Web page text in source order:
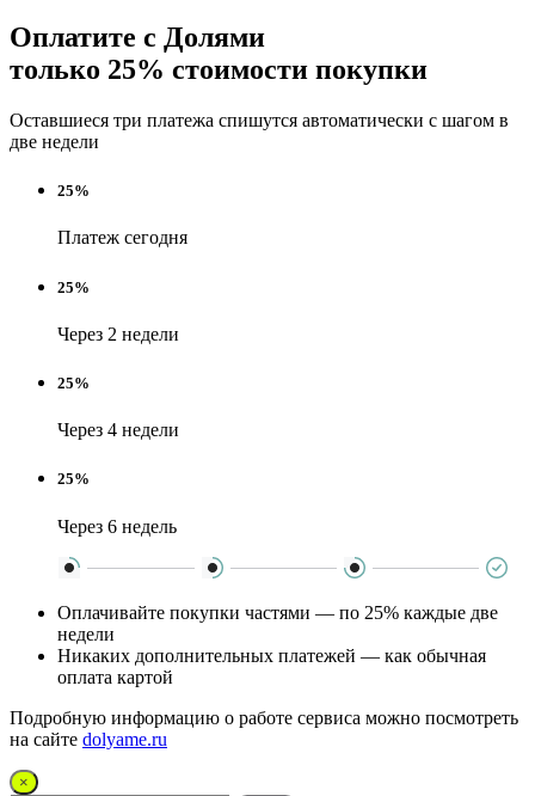
Оплатите с Долями
только 25% стоимости покупки
Оставшиеся три платежа спишутся автоматически с шагом в
две недели
25%
Платеж сегодня
25%
Через 2 недели
25%
Через 4 недели
25%
Через 6 недель
Оплачивайте покупки частями — по 25% каждые две
недели
Никаких дополнительных платежей — как обычная
оплата картой
Подробную информацию о работе сервиса можно посмотреть
на сайте dolyame.ru
×